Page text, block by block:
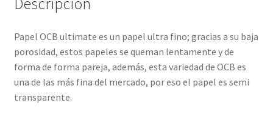
Papel OCB ultimate es un papel ultra fino; gracias a su baja
porosidad, estos papeles se queman lentamente y de
forma de forma pareja, además, esta variedad de OCB es
una de las más fina del mercado, por eso el papel es semi
transparente.